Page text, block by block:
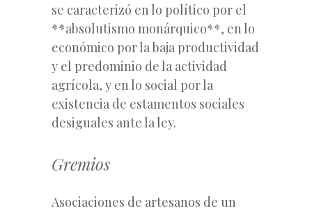
se caracterizó en lo político por el
**absolutismo monárquico**, en lo
económico por la baja productividad
y el predominio de la actividad
agrícola, y en lo social por la
existencia de estamentos sociales
desiguales ante la ley.
Gremios
Asociaciones de artesanos de un